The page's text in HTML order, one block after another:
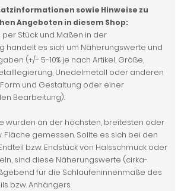
sowie Hinweise zu
Angeboten in diesem Shop:
Stück und Maßen in der
handelt es sich um Näherungswerte und
(+/- 5-10% je nach Artikel, Größe,
Unedelmetall oder anderen
und Gestaltung oder einer
Bearbeitung).
wurden an der höchsten, breitesten oder
Fläche gemessen. Sollte es sich bei den
bzw. Endstück von Halsschmuck oder
sind diese Näherungswerte (cirka-
für die Schlaufeninnenmaße des
bzw. Anhängers.